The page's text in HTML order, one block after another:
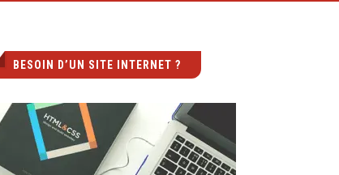
BESOIN D’UN SITE INTERNET ?